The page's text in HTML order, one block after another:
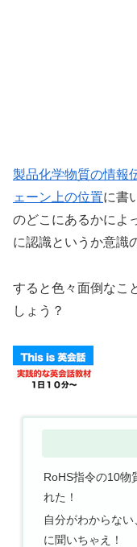
製品化学物質の情報
ェーン上の位置に書
のどこにあるかによ
に認識というか意識
すると色々面倒なこ
しょう？
RoHS指令の10物
れた！
自分がわからな
に聞いちゃえ！